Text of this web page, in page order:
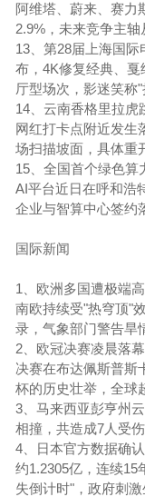
阿维塔、蔚来、赛力
2.9%，未来竞争主
13、第28届上海国
布，4K修复经典、
厅型场次，影迷笑称
14、云南香格里拉虎
网红打卡点附近发生
场扫描坡面，具体重
15、全国首个绿色
AI平台近日在呼和浩
企业与智算中心签约
国际新闻
1、欧洲多国遭极端
南欧持续受"热穹顶"
录，气象部门警告旱
2、欧冠决赛凌晨落
决赛在布达佩斯普斯
杯的历史壮举，全球
3、马来西亚彭亨州
相撞，共造成7人受
4、日本官方数据确
约1.2305亿，连续15
失倒计时"，政府刺